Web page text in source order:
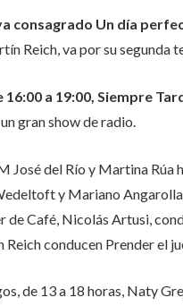
consagrado Un día
Reich, va por su segunda
a 19:00, Siempre
gran show de radio.
José del Río y Martina Rúa
y Mariano
de Café, Nicolás Artusi,
conducen Prender el
de 13 a 18 horas, Naty